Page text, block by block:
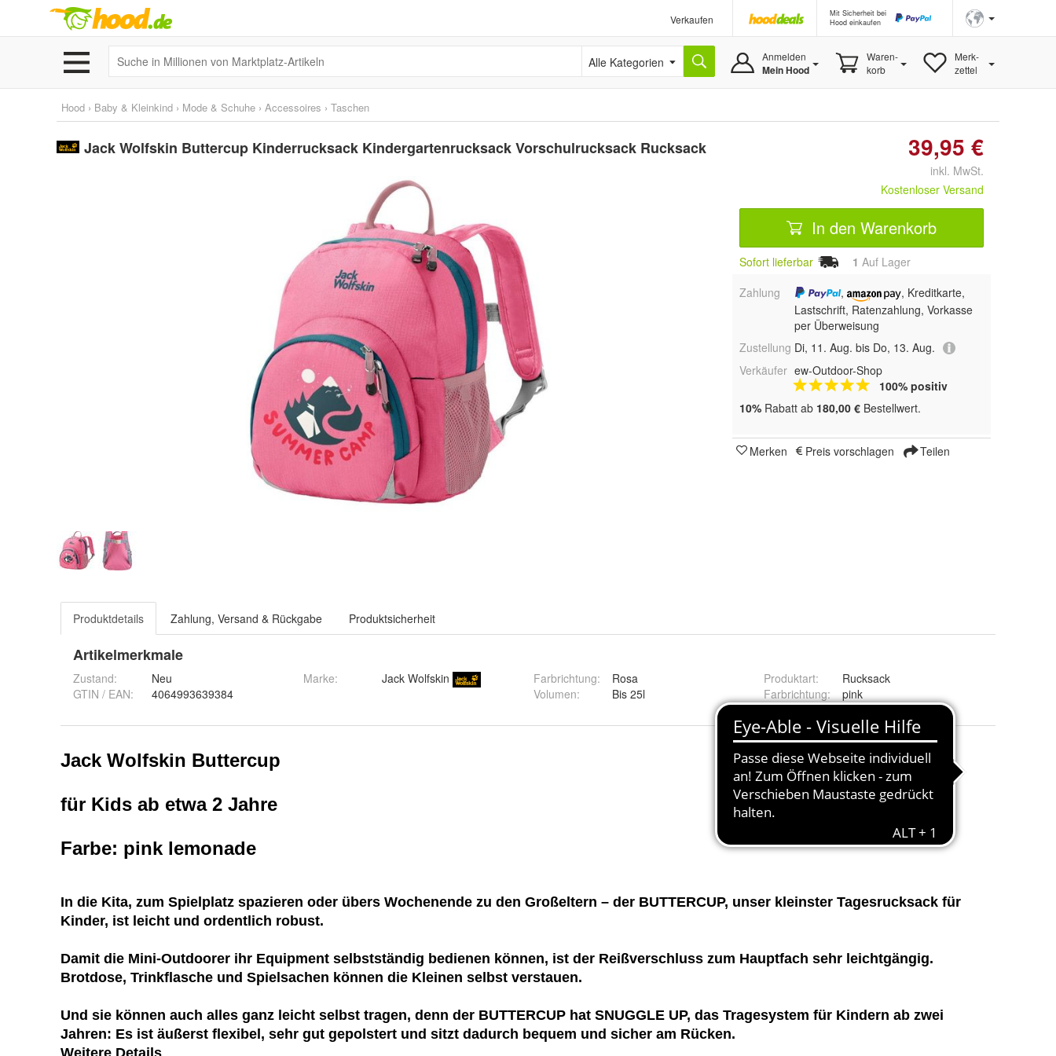
Verkaufen
Mit Sicherheit bei
Hood einkaufen
Alle Kategorien Anmelden
Mein Hood
Waren-
korb
Merk-
zettel
Hood › Baby & Kleinkind › Mode & Schuhe › Accessoires › Taschen
Jack Wolfskin Buttercup Kinderrucksack Kindergartenrucksack Vorschulrucksack Rucksack 39,95 €
inkl. MwSt.
Kostenloser Versand
In den Warenkorb
Sofort lieferbar 1 Auf Lager
Zahlung
,
, Kreditkarte,
Lastschrift, Ratenzahlung, Vorkasse
per Überweisung
Zustellung Di, 11. Aug. bis Do, 13. Aug.
Verkäufer ew-Outdoor-Shop
100% positiv
10% Rabatt ab 180,00 € Bestellwert.
Merken Preis vorschlagen Teilen
Produktdetails Zahlung, Versand & Rückgabe Produktsicherheit
Artikelmerkmale
Zustand:
Neu
GTIN / EAN:
4064993639384
Marke: Jack Wolfskin Farbrichtung:
Rosa
Volumen: Bis 25l
Produktart:
Rucksack
Farbrichtung: pink